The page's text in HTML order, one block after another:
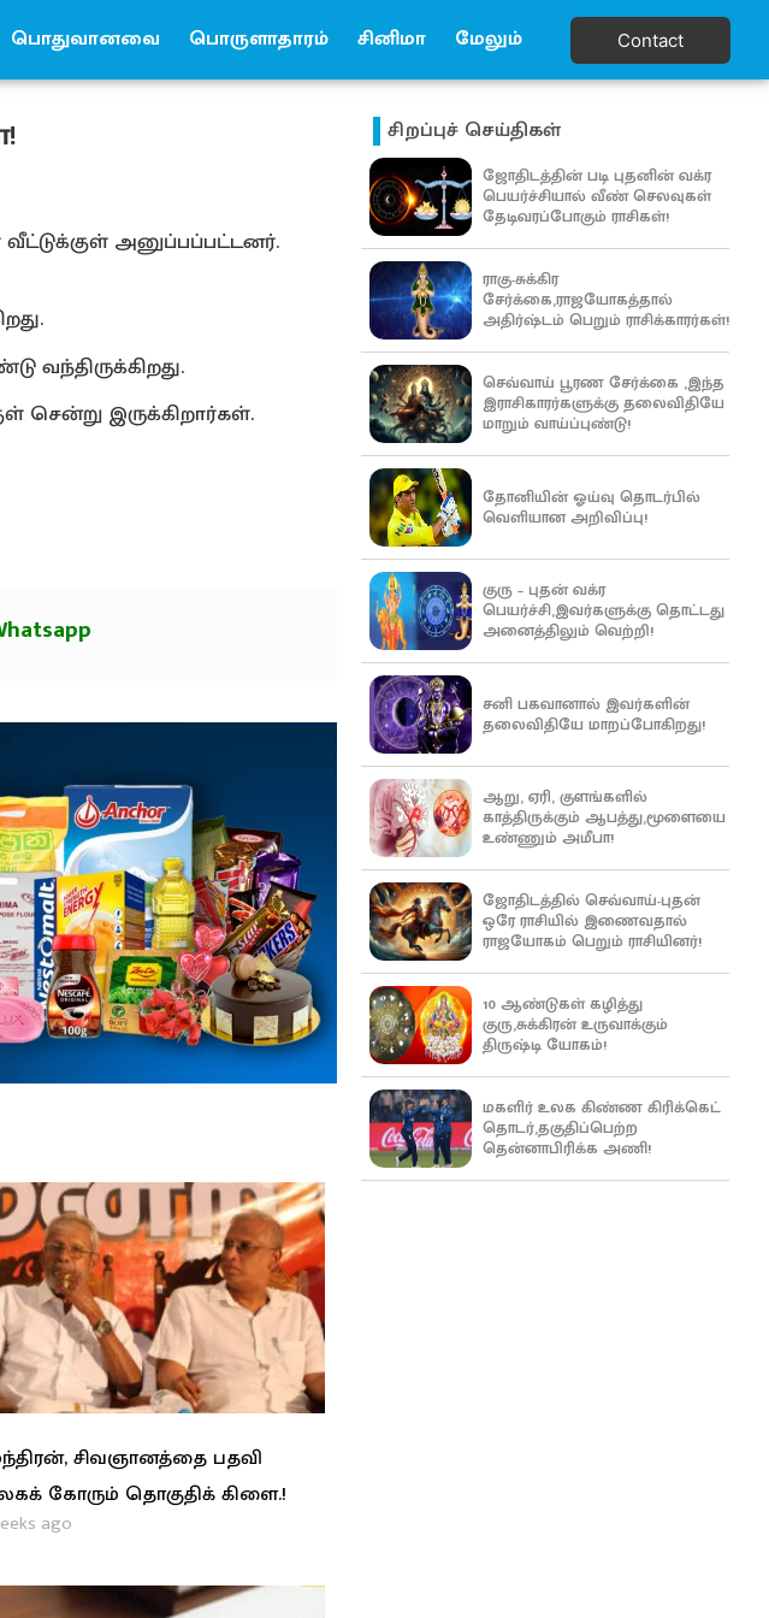
பொதுவானவை பொருளாதாரம் சினிமா மேலும் Contact
அனுப்பப்பட்டனர்.
சென்று இருக்கிறார்கள்.
சிவஞானத்தை பதவி
கோரும் தொகுதிக் கிளை.!
ago
சிறப்புச் செய்திகள்
ஜோதிடத்தின் படி புதனின் வக்ர
பெயர்ச்சியால் வீண் செலவுகள்
தேடிவரப்போகும் ராசிகள்!
ராகு-சுக்கிர
சேர்க்கை,ராஜயோகத்தால்
அதிர்ஷ்டம் பெறும் ராசிக்காரர்கள்!
செவ்வாய் பூரண சேர்க்கை ,இந்த
இராசிகாரர்களுக்கு தலைவிதியே
மாறும் வாய்ப்புண்டு!
தோனியின் ஓய்வு தொடர்பில்
வெளியான அறிவிப்பு!
குரு – புதன் வக்ர
பெயர்ச்சி,இவர்களுக்கு தொட்டது
அனைத்திலும் வெற்றி!
சனி பகவானால் இவர்களின்
தலைவிதியே மாறப்போகிறது!
ஆறு, ஏரி, குளங்களில்
காத்திருக்கும் ஆபத்து,மூளையை
உண்ணும் அமீபா!
ஜோதிடத்தில் செவ்வாய்-புதன்
ஒரே ராசியில் இணைவதால்
ராஜயோகம் பெறும் ராசியினர்!
10 ஆண்டுகள் கழித்து
குரு,சுக்கிரன் உருவாக்கும்
திருஷ்டி யோகம்!
மகளிர் உலக கிண்ண கிரிக்கெட்
தொடர்,தகுதிப்பெற்ற
தென்னாபிரிக்க அணி!